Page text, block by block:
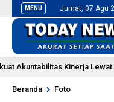
MENU Jumat, 07 Agu
Kinerja Lewat IKU
Beranda Foto